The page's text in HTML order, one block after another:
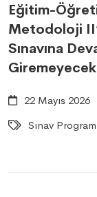
Eğitim-
Metodoloji
Sınavına
22 Mayıs 2026
Sınav